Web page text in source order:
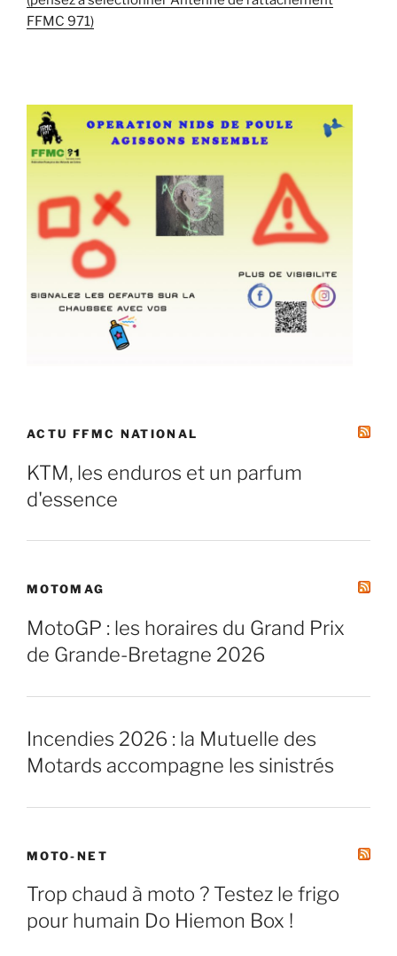
FFMC 971)
ACTU FFMC NATIONAL
KTM, les enduros et un parfum
d'essence
MOTOMAG
MotoGP : les horaires du Grand Prix
de Grande-Bretagne 2026
Incendies 2026 : la Mutuelle des
Motards accompagne les sinistrés
MOTO-NET
Trop chaud à moto ? Testez le frigo
pour humain Do Hiemon Box !